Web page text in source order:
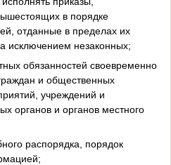
в порядке
отданные в пределах их
исключением незаконных;
обязанностей своевременно
и общественных
учреждений и
органов и органов местного
распорядка, порядок